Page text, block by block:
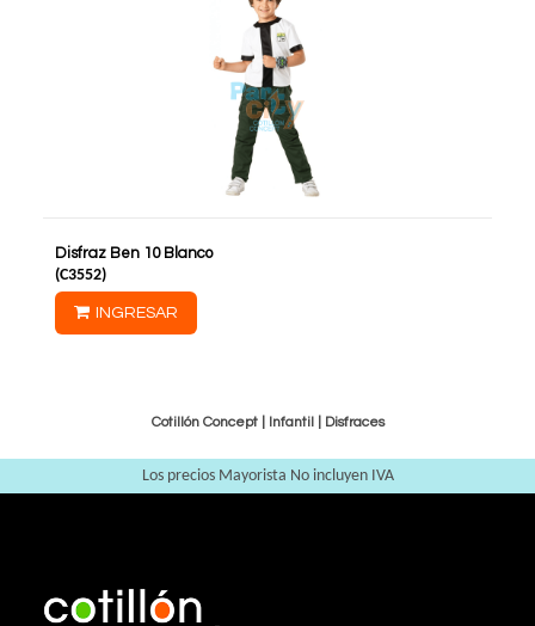
Disfraz Ben 10 Blanco
(C3552)
INGRESAR
Cotillón Concept | Infantil Disfraces
Los precios Mayorista No incluyen IVA